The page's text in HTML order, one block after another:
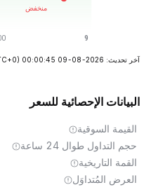
آخر تحديث: 2026-08-09 00:00:45 (UTC+0)
البيانات الإحصائية للسعر
القيمة السوقية
حجم التداول طوال 24 ساعة
القمة التاريخية
العرض المُتداوَل